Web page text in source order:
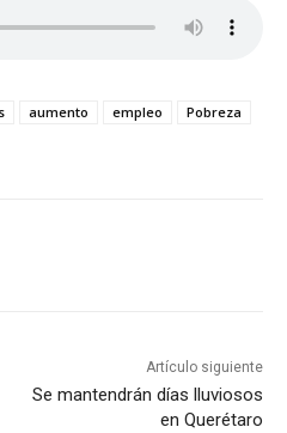
aumento empleo
Pobreza
Artículo siguiente
Se mantendrán días lluviosos
en Querétaro